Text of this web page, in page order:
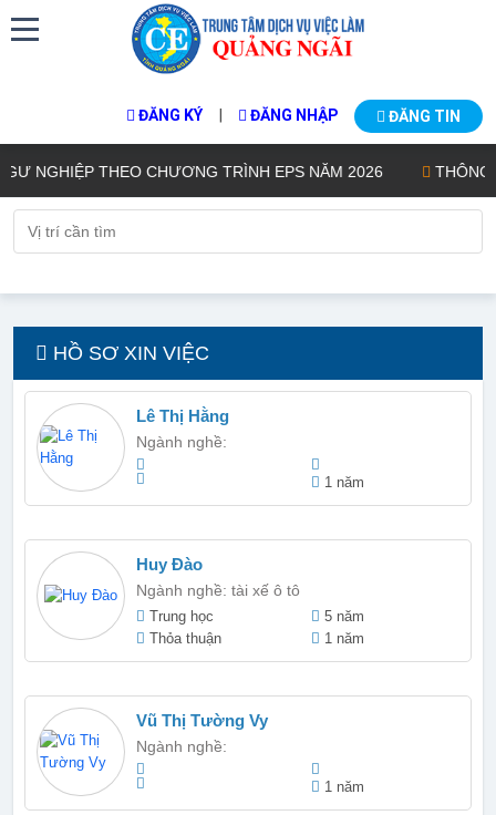
ĐĂNG KÝ | ĐĂNG NHẬP ĐĂNG TIN
THEO CHƯƠNG TRÌNH EPS NĂM 2026 THÔNG
HỒ SƠ XIN VIỆC
Lê Thị Hằng
Ngành nghề:
1 năm
Huy Đào
Ngành nghề: tài xế ô tô
Trung học
5 năm
Thỏa thuận
1 năm
Vũ Thị Tường Vy
Ngành nghề:
1 năm